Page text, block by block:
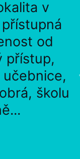
v
od
přístup,
školu